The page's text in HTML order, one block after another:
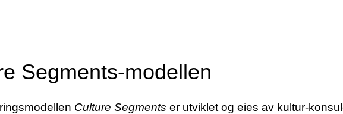
Segments-modellen
Culture Segments er utviklet og eies av kultur-